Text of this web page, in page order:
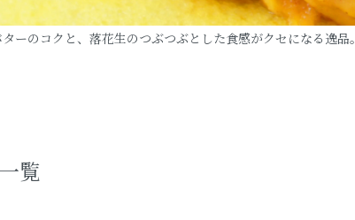
ーのコクと、落花生のつぶつぶとした食感がクセになる逸品。
覧